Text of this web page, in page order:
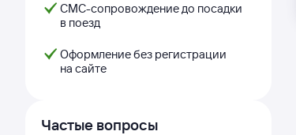
СМС-сопровождение до посадки
в поезд
Оформление без регистрации
на сайте
Частые вопросы